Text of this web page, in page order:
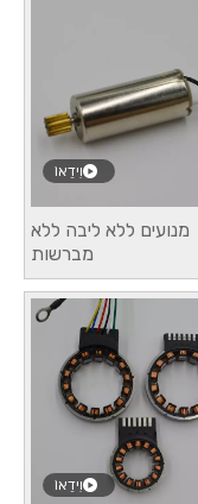
וִידֵאוֹ
מנועים ללא ליבה ללא
מברשות
וִידֵאוֹ